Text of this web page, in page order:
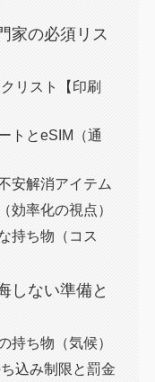
家の必須リス
リスト【印刷
トとeSIM（通
安解消アイテム
効率化の視点）
持ち物（コス
しない準備と
持ち物（気候）
込み制限と罰金